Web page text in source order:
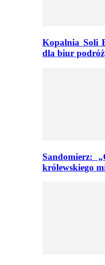
Kopalnia Soli
dla biur
Sandomierz:
królewskiego